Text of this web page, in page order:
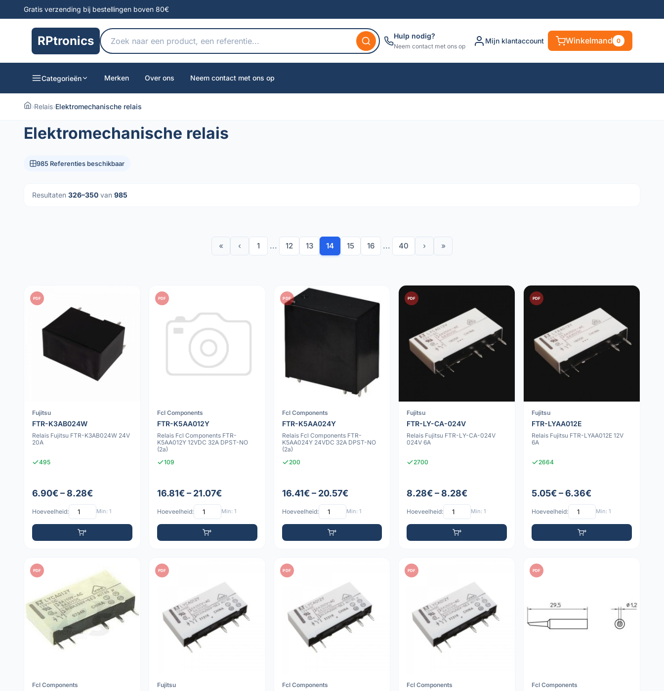
Gratis verzending bij bestellingen boven 80€
RPtronics Hulp nodig?
Neem contact met ons op
Mijn klantaccount Winkelmand 0
Categorieën Merken Over ons Neem contact met ons op
›Relais›Elektromechanische relais
Elektromechanische relais
985 Referenties beschikbaar
Resultaten 326–350 van 985
« ‹ 1 ... 12 13 14 15 16 ... 40 › »
PDF
Fujitsu
FTR-K3AB024W
Relais Fujitsu FTR-K3AB024W 24V
20A
495
6.90€ – 8.28€
Hoeveelheid: Min: 1
PDF
Fcl Components
FTR-K5AA012Y
Relais Fcl Components FTR-
K5AA012Y 12VDC 32A DPST-NO
(2a)
109
16.81€ – 21.07€
Hoeveelheid: Min: 1
PDF
Fcl Components
FTR-K5AA024Y
Relais Fcl Components FTR-
K5AA024Y 24VDC 32A DPST-NO
(2a)
200
16.41€ – 20.57€
Hoeveelheid: Min: 1
PDF
Fujitsu
FTR-LY-CA-024V
Relais Fujitsu FTR-LY-CA-024V
024V 6A
2700
8.28€ – 8.28€
Hoeveelheid: Min: 1
PDF
Fujitsu
FTR-LYAA012E
Relais Fujitsu FTR-LYAA012E 12V
6A
2664
5.05€ – 6.36€
Hoeveelheid: Min: 1
PDF
Fcl Components
PDF
Fujitsu
PDF
Fcl Components
PDF
Fcl Components
PDF
Fcl Components